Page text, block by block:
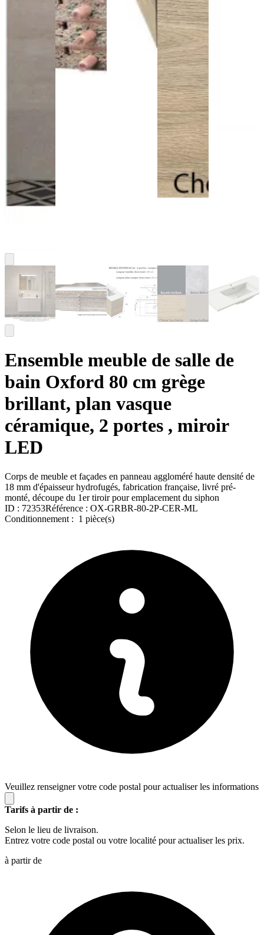
Ensemble meuble de salle de
bain Oxford 80 cm grège
brillant, plan vasque
céramique, 2 portes , miroir
LED
Corps de meuble et façades en panneau aggloméré haute densité de
18 mm d'épaisseur hydrofugés, fabrication française, livré pré-
monté, découpe du 1er tiroir pour emplacement du siphon
ID : 72353Référence : OX-GRBR-80-2P-CER-ML
Conditionnement : 1 pièce(s)
Veuillez renseigner votre code postal pour actualiser les informations
Tarifs à partir de :
Selon le lieu de livraison.
Entrez votre code postal ou votre localité pour actualiser les prix.
à partir de